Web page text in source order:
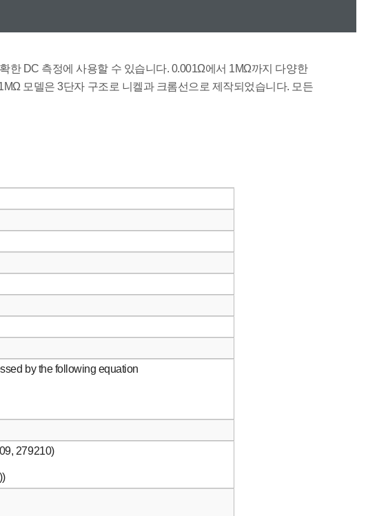
한 DC 측정에 사용할 수 있습니다. 0.001Ω에서 1MΩ까지 다양한
모델은 3단자 구조로 니켈과 크롬선으로 제작되었습니다. 모든
by the following equation
279210)